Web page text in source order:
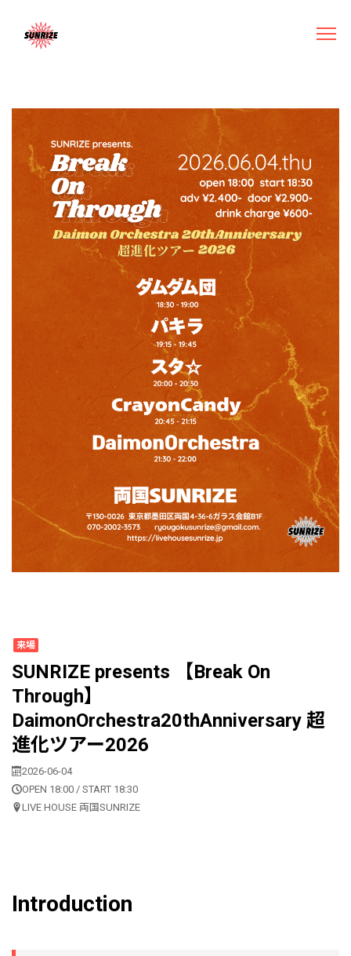
来場
SUNRIZE presents 【Break On
Through】
DaimonOrchestra20thAnniversary 超
進化ツアー2026
2026-06-04
OPEN 18:00 / START 18:30
LIVE HOUSE 両国SUNRIZE
Introduction